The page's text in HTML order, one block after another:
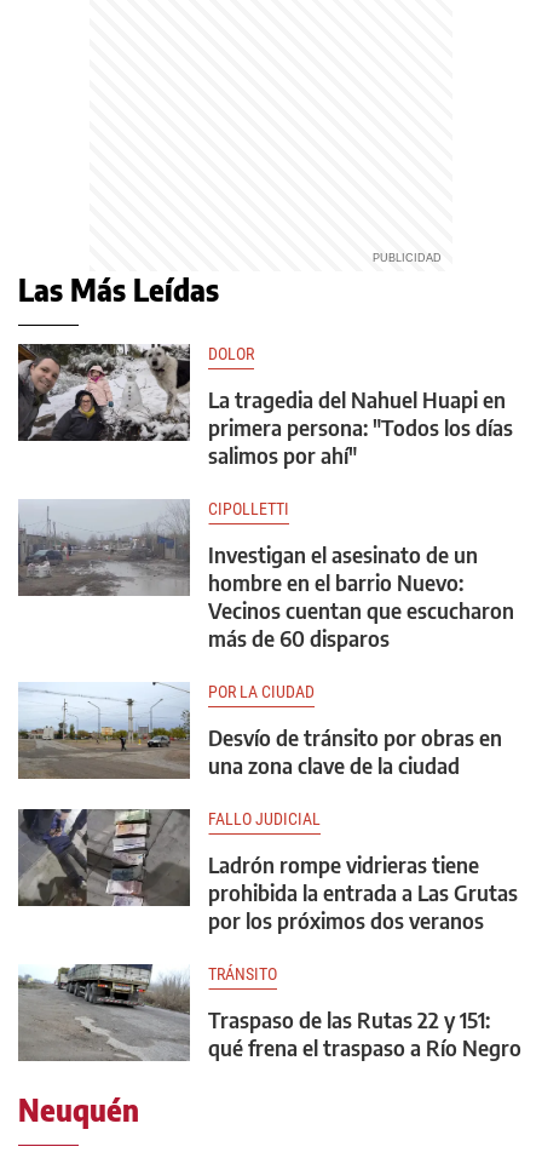
Las Más Leídas
DOLOR
La tragedia del Nahuel Huapi en
primera persona: "Todos los días
salimos por ahí"
CIPOLLETTI
Investigan el asesinato de un
hombre en el barrio Nuevo:
Vecinos cuentan que escucharon
más de 60 disparos
POR LA CIUDAD
Desvío de tránsito por obras en
una zona clave de la ciudad
FALLO JUDICIAL
Ladrón rompe vidrieras tiene
prohibida la entrada a Las Grutas
por los próximos dos veranos
TRÁNSITO
Traspaso de las Rutas 22 y 151:
qué frena el traspaso a Río Negro
Neuquén